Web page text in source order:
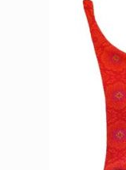
Gastenboek